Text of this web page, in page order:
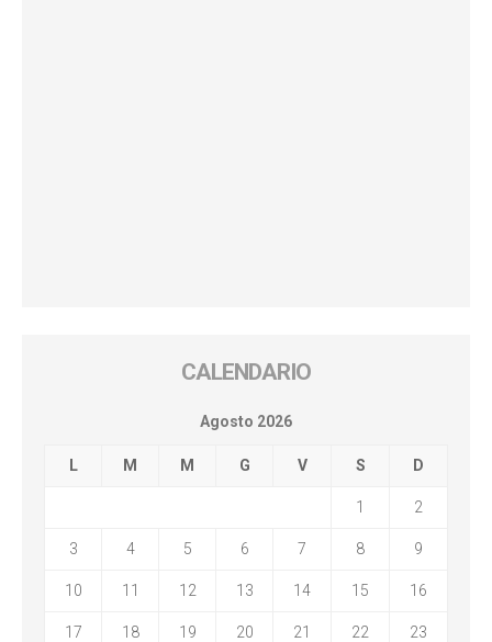
CALENDARIO
Agosto 2026
L M M G V S D
1 2
3 4 5 6 7 8 9
10 11 12 13 14 15 16
17 18 19 20 21 22 23